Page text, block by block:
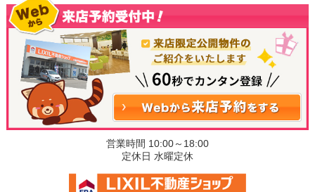
営業時間 10:00～18:00
定休日 水曜定休